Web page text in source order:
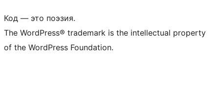
Код — это поэзия.
The WordPress® trademark is the intellectual property
of the WordPress Foundation.